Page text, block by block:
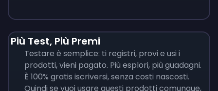
Più Test, Più Premi
Testare è semplice: ti registri, provi e usi i
prodotti, vieni pagato. Più esplori, più guadagni.
È 100% gratis iscriversi, senza costi nascosti.
Quindi se vuoi usare questi prodotti comunque,